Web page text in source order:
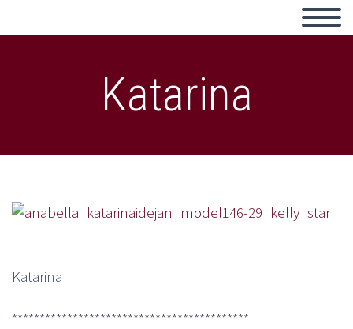
Katarina
Katarina
*******************************************